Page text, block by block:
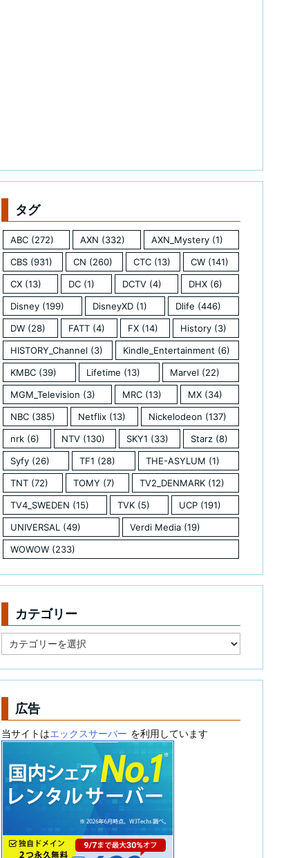
タグ
ABC (272) AXN (332) AXN_Mystery (1)
CBS (931) CN (260) CTC(13) CW (141)
CX (13) DC (1) DCTV(4) DHX(6)
Disney (199) DisneyXD (1) Dlife (446)
DW (28) FATT(4) FX(14) History (3)
HISTORY_Channel (3) Kindle_Entertainment (6)
KMBC (39) Lifetime (13) Marvel (22)
MGM_Television (3) MRC(13) MX (34)
NBC (385) Netflix (13) Nickelodeon (137)
nrk (6) NTV(130) SKY1 (33) Starz(8)
Syfy (26) TF1 (28) THE-ASYLUM (1)
TNT (72) TOMY (7) TV2_DENMARK (12)
TV4_SWEDEN (15) TVK (5) UCP(191)
UNIVERSAL (49) Verdi Media (19)
WOWOW (233)
カテゴリー
テ
リ
広告
当サイトはエックスサーバー を利用しています